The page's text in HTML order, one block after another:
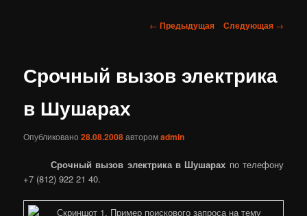
Навигация
← Предыдущая Следующая →
Срочный вызов электрика
в Шушарах
Опубликовано28.08.2008авторомadmin
Срочный вызов электрика в Шушарах по телефону
+7 (812) 922 21 40.